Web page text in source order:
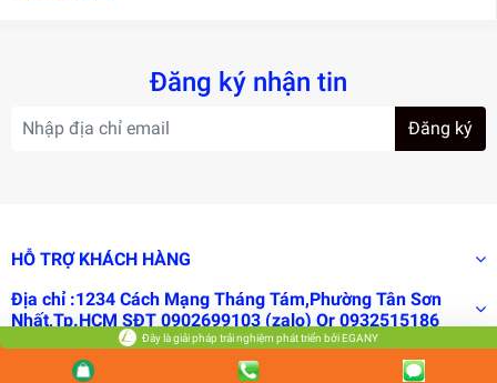
Đăng ký nhận tin
Đăng ký
HỖ TRỢ KHÁCH HÀNG
Địa chỉ :1234 Cách Mạng Tháng Tám,Phường Tân Sơn
Nhất,Tp.HCM SĐT 0902699103 (zalo) Or 0932515186
Lưu lượng truy cập
Đây là giải pháp trải nghiệm phát triển bởi EGANY